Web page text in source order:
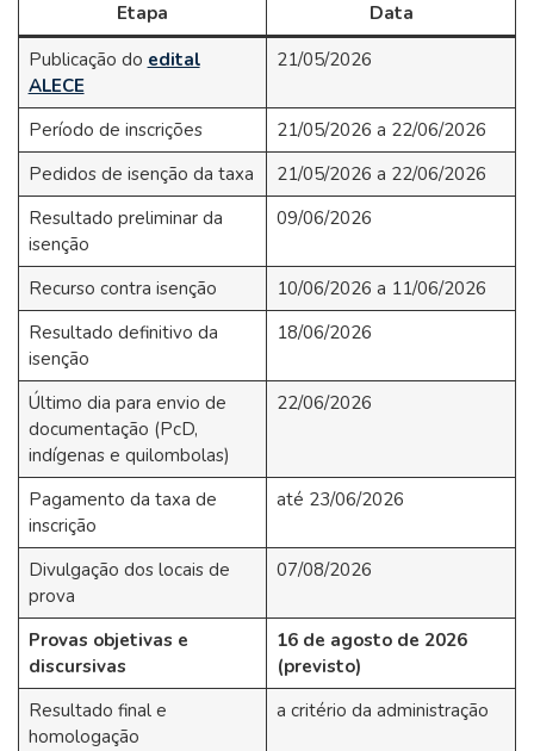
Etapa
Data
Publicação do edital
ALECE
21/05/2026
Período de inscrições
21/05/2026 a 22/06/2026
Pedidos de isenção da taxa
21/05/2026 a 22/06/2026
Resultado preliminar da
isenção
09/06/2026
Recurso contra isenção
10/06/2026 a 11/06/2026
Resultado definitivo da
isenção
18/06/2026
Último dia para envio de
documentação (PcD,
indígenas e quilombolas)
22/06/2026
Pagamento da taxa de
inscrição
até 23/06/2026
Divulgação dos locais de
prova
07/08/2026
Provas objetivas e
discursivas
16 de agosto de 2026
(previsto)
Resultado final e
homologação
a critério da administração